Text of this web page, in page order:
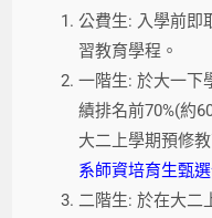
公費生: 入學前即
習教育學程。
一階生: 於大一下
績排名前70%(約
大二上學期預修
系師資培育生甄
二階生: 於在大二